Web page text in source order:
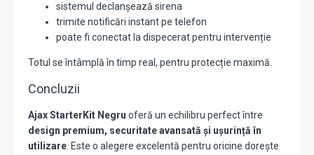
sistemul declanșează sirena
trimite notificări instant pe telefon
poate fi conectat la dispecerat pentru intervenție
Totul se întâmplă în timp real, pentru protecție maximă.
Concluzii
Ajax StarterKit Negru oferă un echilibru perfect între
design premium, securitate avansată și ușurință în
utilizare. Este o alegere excelentă pentru oricine dorește